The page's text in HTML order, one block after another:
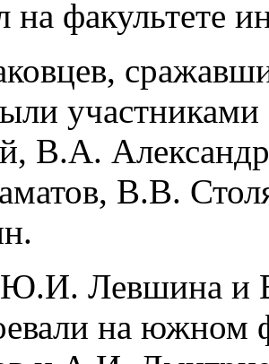
на факультете
В.А.
В.В.
Левшина и
на южном